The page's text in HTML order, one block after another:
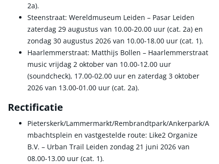
2a).
Steenstraat: Wereldmuseum Leiden – Pasar Leiden
zaterdag 29 augustus van 10.00-20.00 uur (cat. 2a) en
zondag 30 augustus 2026 van 10.00-18.00 uur (cat. 1).
Haarlemmerstraat: Matthijs Bollen – Haarlemmerstraat
music vrijdag 2 oktober van 10.00-12.00 uur
(soundcheck), 17.00-02.00 uur en zaterdag 3 oktober
2026 van 13.00-01.00 uur (cat. 2a).
Rectificatie
Pieterskerk/Lammermarkt/Rembrandtpark/Ankerpark/A
mbachtsplein en vastgestelde route: Like2 Organize
B.V. – Urban Trail Leiden zondag 21 juni 2026 van
08.00-13.00 uur (cat. 1).